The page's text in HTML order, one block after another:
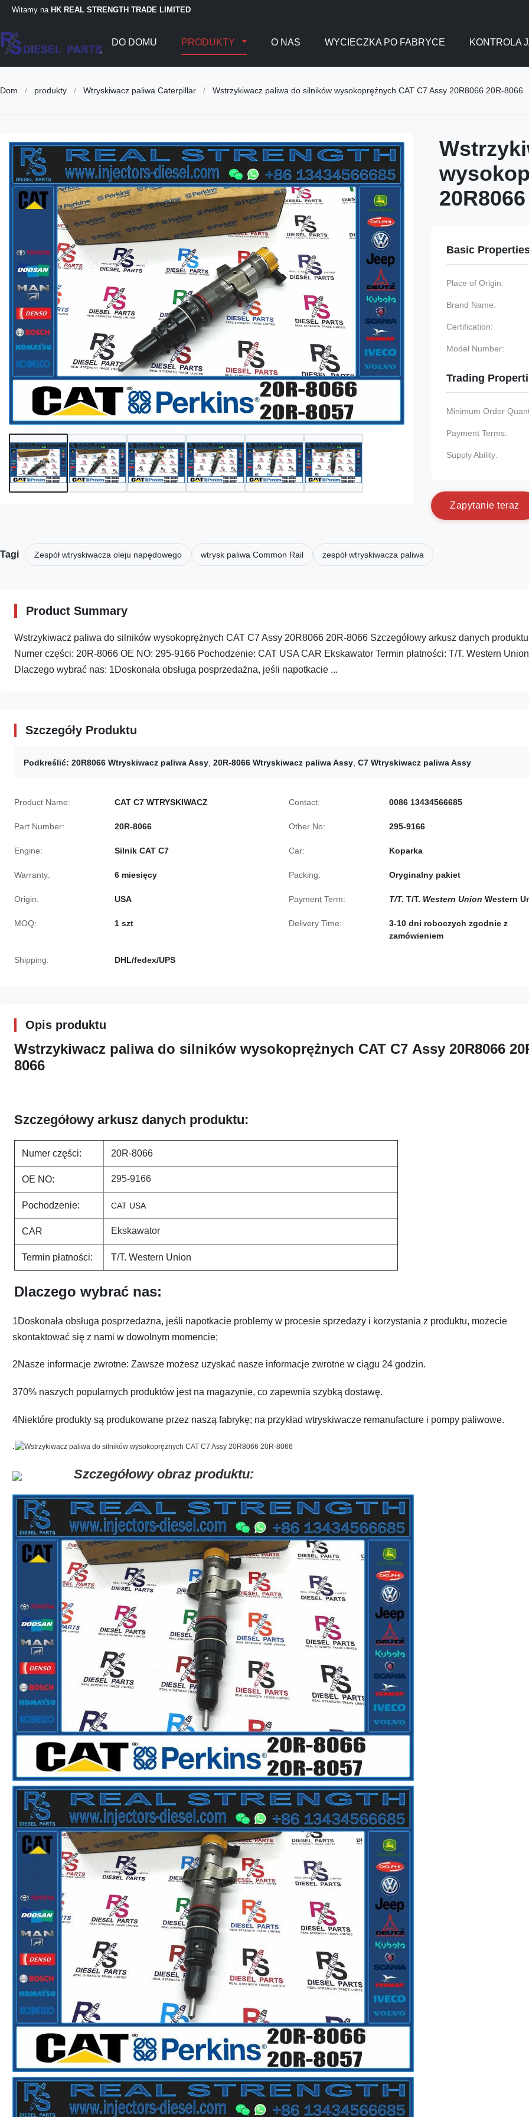
Witamy na HK REAL STRENGTH TRADE LIMITED
DO DOMU PRODUKTY O NAS WYCIECZKA PO FABRYCE KONTROLA
Dom / produkty / Wtryskiwacz paliwa Caterpillar / Wstrzykiwacz paliwa do silników wysokoprężnych CAT C7 Assy 20R8066 20R-8066
Basic
Place of Origin:
Brand Name:
Certification:
Model Number:
Trading
Minimum Order
Payment Terms:
Supply Ability:
Zapytanie teraz
Tagi Zespół wtryskiwacza oleju napędowego wtrysk paliwa Common Rail zespół wtryskiwacza paliwa
Product Summary
Wstrzykiwacz paliwa do silników wysokoprężnych CAT C7 Assy 20R8066 20R-8066 Szczegółowy arkusz danych
Numer części: 20R-8066 OE NO: 295-9166 Pochodzenie: CAT USA CAR Ekskawator Termin płatności: T/T. Western Union
Dlaczego wybrać nas: 1Doskonała obsługa posprzedażna, jeśli napotkacie ...
Szczegóły Produktu
Podkreślić: 20R8066 Wtryskiwacz paliwa Assy 20R-8066 Wtryskiwacz paliwa Assy C7 Wtryskiwacz paliwa Assy
Product Name: CAT C7 WTRYSKIWACZ Contact: 0086 13434566685
Part Number: 20R-8066 Other No: 295-9166
Engine: Silnik CAT C7 Car: Koparka
Warranty: 6 miesięcy Packing: Oryginalny pakiet
Origin: USA Payment Term: T/T. T/T. Western Union Western
MOQ: 1 szt Delivery Time:
3-10 dni roboczych zgodnie z
zamówieniem
Shipping: DHL/fedex/UPS
Opis produktu
Wstrzykiwacz paliwa do silników wysokoprężnych CAT C7 Assy 20R8066
8066
Szczegółowy arkusz danych produktu:
Numer części: 20R-8066
OE NO: 295-9166
Pochodzenie: CAT USA
CAR Ekskawator
Termin płatności: T/T. Western Union
Dlaczego wybrać nas:
1Doskonała obsługa posprzedażna, jeśli napotkacie problemy w procesie sprzedaży i korzystania z produktu, możecie
skontaktować się z nami w dowolnym momencie;
2Nasze informacje zwrotne: Zawsze możesz uzyskać nasze informacje zwrotne w ciągu 24 godzin.
370% naszych popularnych produktów jest na magazynie, co zapewnia szybką dostawę.
4Niektóre produkty są produkowane przez naszą fabrykę; na przykład wtryskiwacze remanufacture i pompy paliwowe.
.
Szczegółowy obraz produktu: